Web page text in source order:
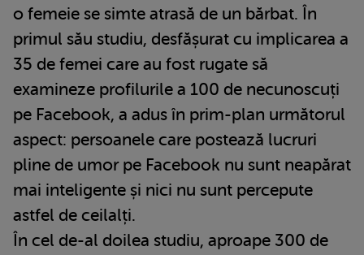
o femeie se simte atrasă de un bărbat. În
primul său studiu, desfășurat cu implicarea a
35 de femei care au fost rugate să
examineze profilurile a 100 de necunoscuți
pe Facebook, a adus în prim-plan următorul
aspect: persoanele care postează lucruri
pline de umor pe Facebook nu sunt neapărat
mai inteligente și nici nu sunt percepute
astfel de ceilalți.
În cel de-al doilea studiu, aproape 300 de